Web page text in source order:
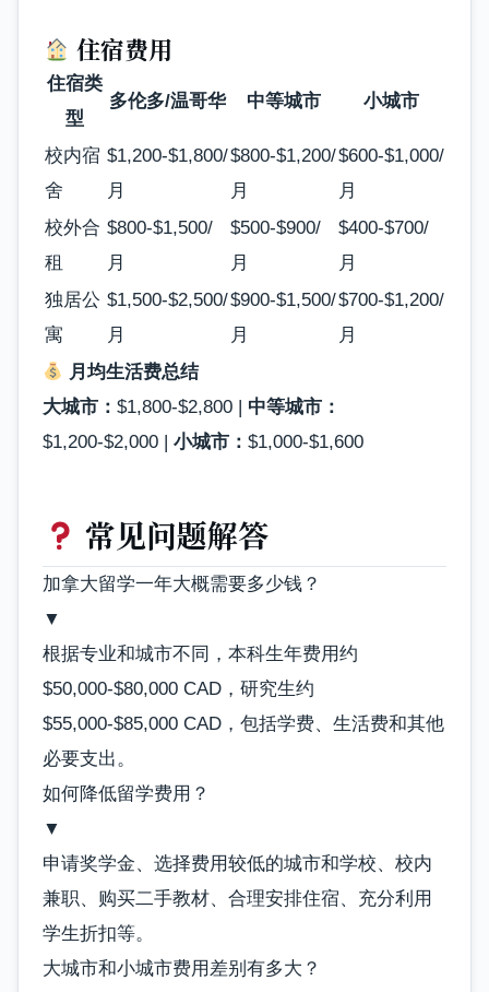
住宿费用
住宿类
型
多伦多/温哥华 中等城市 小城市
校内宿
舍
$1,200-$1,800/
月
$800-$1,200/
月
$600-$1,000/
月
校外合
租
$800-$1,500/
月
$500-$900/
月
$400-$700/
月
独居公
寓
$1,500-$2,500/
月
$900-$1,500/
月
$700-$1,200/
月
月均生活费总结
大城市： $1,800-$2,800 | 中等城市：
$1,200-$2,000 | 小城市： $1,000-$1,600
常见问题解答
加拿大留学一年大概需要多少钱？
▼
根据专业和城市不同，本科生年费用约
$50,000-$80,000 CAD，研究生约
$55,000-$85,000 CAD，包括学费、生活费和其他
必要支出。
如何降低留学费用？
▼
申请奖学金、选择费用较低的城市和学校、校内
兼职、购买二手教材、合理安排住宿、充分利用
学生折扣等。
大城市和小城市费用差别有多大？